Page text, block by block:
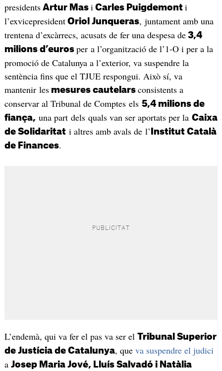
presidentsArtur Mas i Carles Puigdemont i
l’exvicepresidentOriol Junqueras, juntament amb una
trentena d’excàrrecs, acusats de fer una despesa de3,4
milions d’euros per a l’organització de l’1-O i per a la
promoció de Catalunya a l’exterior, va suspendre la
sentència fins que el TJUE respongui. Això sí, va
mantenir lesmesures cautelars consistents a
conservar al Tribunal de Comptes els 5,4 milions de
fiança, una part dels quals van ser aportats per la Caixa
de Solidaritati altres amb avals de l’ Institut Català
de Finances.
L’endemà, qui va fer el pas va ser el Tribunal Superior
de Justícia de Catalunya, que va suspendre el judici
a Josep Maria Jové, Lluís Salvadó i Natàlia